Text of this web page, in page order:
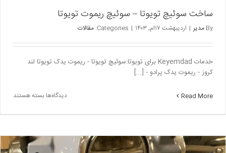
ساخت سوئیچ تویوتا – سوئیچ ریموت تویوتا
By مدیر | اردیبهشت ۱۷ام, ۱۴۰۳ |
Categories: مقالات
خدمات Keyemdad برای تویوتا:سوئیچ تویوتا - ریموت یدک تویوتا لند
کروز - ریموت یدک پرادو - [...]
Read More دیدگاه‌ها برای
–
سوئیچ
بسته هستند